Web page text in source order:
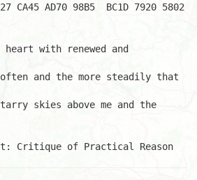
CA45 AD70 98B5  BC1D 7920 5802
with renewed and
often and the more steadily that
skies above me and the
Critique of Practical Reason